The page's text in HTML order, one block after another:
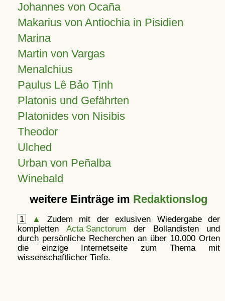
Johannes von Ocaña
Makarius von Antiochia in Pisidien
Marina
Martin von Vargas
Menalchius
Paulus Lê Bảo Tịnh
Platonis und Gefährten
Platonides von Nisibis
Theodor
Ulched
Urban von Peñalba
Winebald
weitere Einträge im Redaktionslog
1 ▲
Zudem mit der exlusiven Wiedergabe der
kompletten Acta Sanctorum der Bollandisten und
durch persönliche Recherchen an über 10.000 Orten
die einzige Internetseite zum Thema mit
wissenschaftlicher Tiefe.